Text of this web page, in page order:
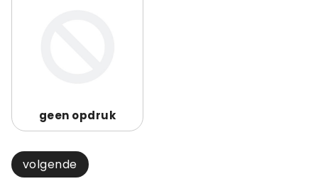
geen opdruk
volgende